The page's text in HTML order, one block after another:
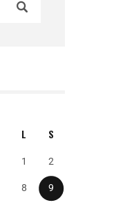
L S
1 2
8 9